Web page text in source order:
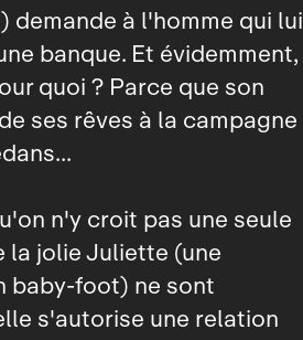
demande à l'homme qui lui
banque. Et évidemment,
quoi ? Parce que son
ses rêves à la campagne
n'y croit pas une seule
jolie Juliette (une
baby‑foot) ne sont
s'autorise une relation